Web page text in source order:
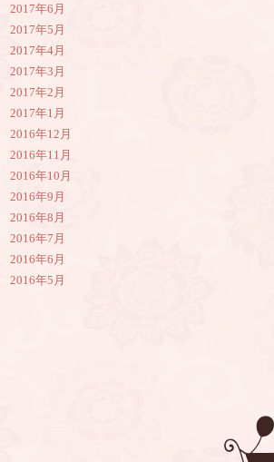
2017年6月
2017年5月
2017年4月
2017年3月
2017年2月
2017年1月
2016年12月
2016年11月
2016年10月
2016年9月
2016年8月
2016年7月
2016年6月
2016年5月